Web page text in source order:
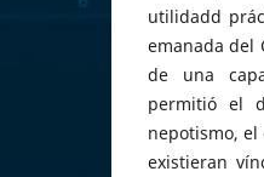
utilidadd
emanada del
de una
permitió el
nepotismo,
existieran